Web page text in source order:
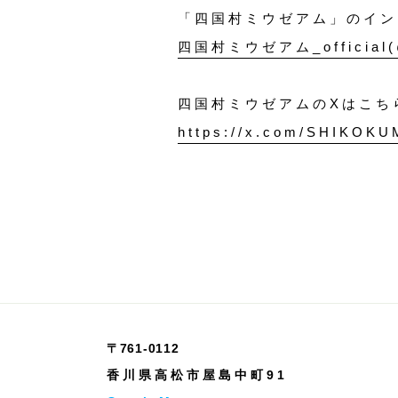
「四国村ミウゼアム」のイ
四国村ミウゼアム
四国村ミウゼアムのXはこち
https://x.com/
〒761-0112
香川県高松市屋島中町91